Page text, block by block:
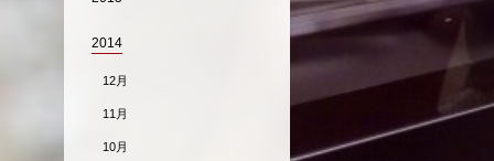
2014
12月
11月
10月